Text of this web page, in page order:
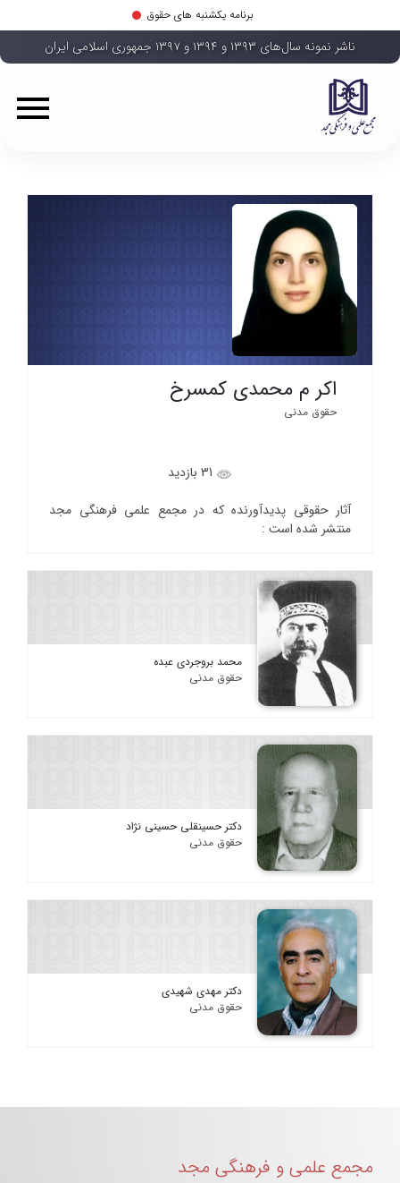
برنامه یکشنبه های حقوق
ناشر نمونه سال‌های ۱۳۹۳ و ۱۳۹۴ و ۱۳۹۷ جمهوری اسلامی ایران
اکر م محمدی کمسرخ
حقوق مدنی
آثار حقوقی پدیدآورنده که در مجمع علمی فرهنگی مجد
منتشر شده است :
محمد بروجردی عبده
حقوق مدنی
دکتر حسینقلی حسینی نژاد
حقوق مدنی
دکتر مهدی شهیدی
حقوق مدنی
مجمع علمی و فرهنگی مجد